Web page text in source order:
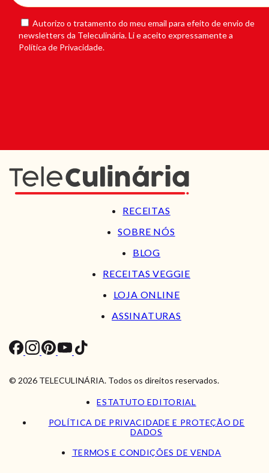
Autorizo o tratamento do meu email para efeito de envio de
newsletters da Teleculinária. Li e aceito expressamente a
Política de Privacidade.
RECEITAS
SOBRE NÓS
BLOG
RECEITAS VEGGIE
LOJA ONLINE
ASSINATURAS
© 2026 TELECULINÁRIA. Todos os direitos reservados.
ESTATUTO EDITORIAL
POLÍTICA DE PRIVACIDADE E PROTEÇÃO DE
DADOS
TERMOS E CONDIÇÕES DE VENDA